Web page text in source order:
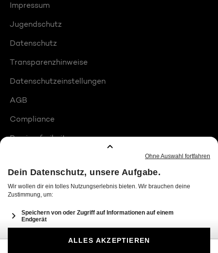
Impressum
Jugendschutz
Datenschutz
Transparenzhinweise
Datenschutzeinstellungen
AGB
Compliance
Barrierefreiheit